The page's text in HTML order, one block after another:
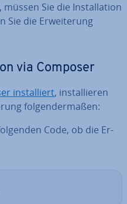
Sie die In­stal­la­ti­on
Sie die Er­wei­te­rung
via Composer
in­stal­liert, in­stal­lie­ren
fol­gen­der­ma­ßen:
Code, ob die Er­